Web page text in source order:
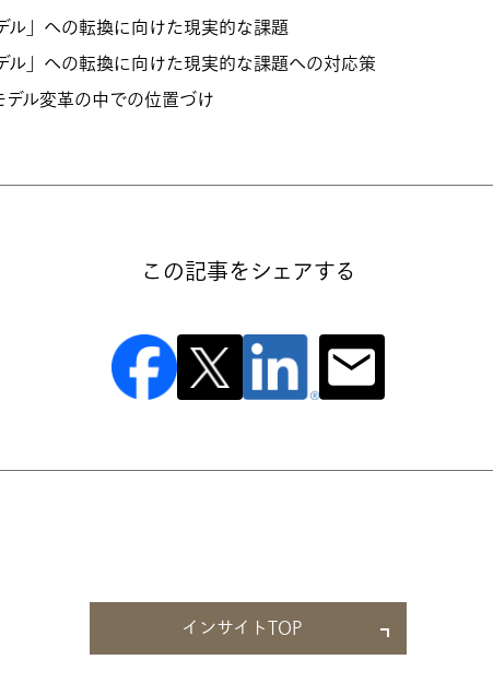
ル」への転換に向けた現実的な課題
ル」への転換に向けた現実的な課題への対応策
ル変革の中での位置づけ
この記事をシェアする
インサイトTOP